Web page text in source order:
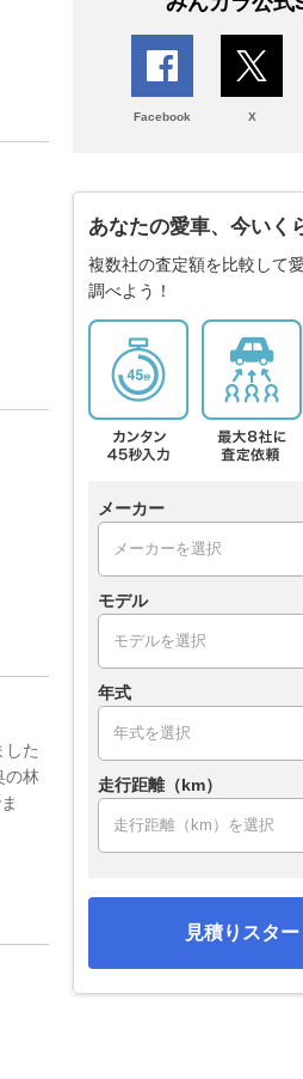
した
の林
Facebook X
あなたの愛車、今いく
複数社の査定額を比較して
調べよう！
メーカー
モデル
年式
走行距離（km）
見積りスター